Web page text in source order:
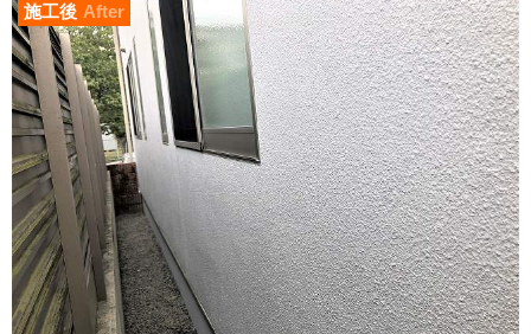
施工後 After